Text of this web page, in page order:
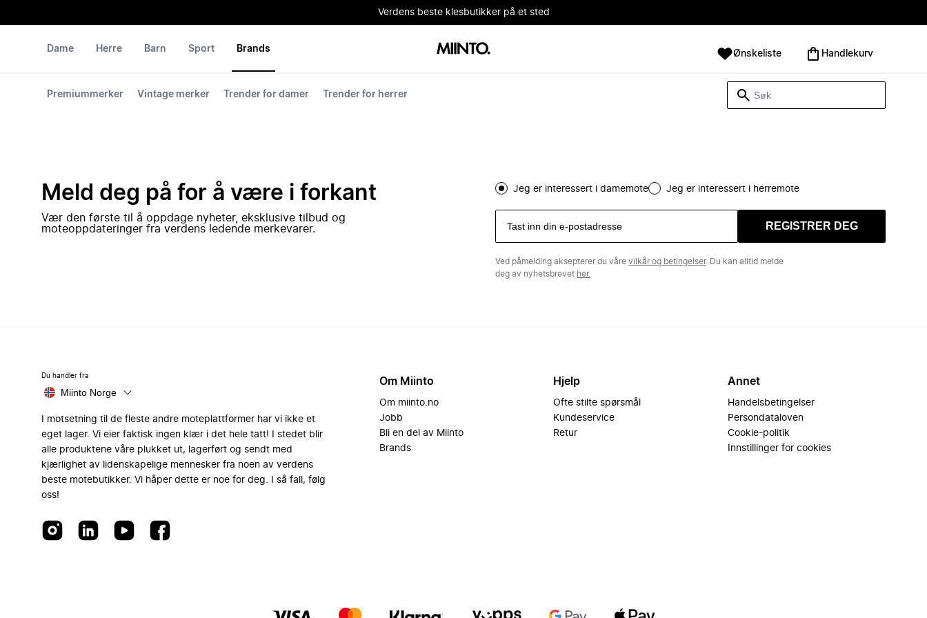
Verdens beste klesbutikker på et sted
Dame Herre Barn Sport Brands
Premiummerker Vintage merker Trender for damer Trender for herrer
Ønskeliste Handlekurv
Meld deg på for å være i forkant
Vær den første til å oppdage nyheter, eksklusive tilbud og
moteoppdateringer fra verdens ledende merkevarer.
Jeg er interessert i damemote Jeg er interessert i herremote
REGISTRER DEG
Ved påmelding aksepterer du våre vilkår og betingelser. Du kan alltid melde
deg av nyhetsbrevet her.
Du handler fra
Miinto Norge
I motsetning til de fleste andre moteplattformer har vi ikke et
eget lager. Vi eier faktisk ingen klær i det hele tatt! I stedet blir
alle produktene våre plukket ut, lagerført og sendt med
kjærlighet av lidenskapelige mennesker fra noen av verdens
beste motebutikker. Vi håper dette er noe for deg. I så fall, følg
oss!
Om Miinto
Om miinto.no
Jobb
Bli en del av Miinto
Brands
Hjelp
Ofte stilte spørsmål
Kundeservice
Retur
Annet
Handelsbetingelser
Persondataloven
Cookie-politik
Innstillinger for cookies